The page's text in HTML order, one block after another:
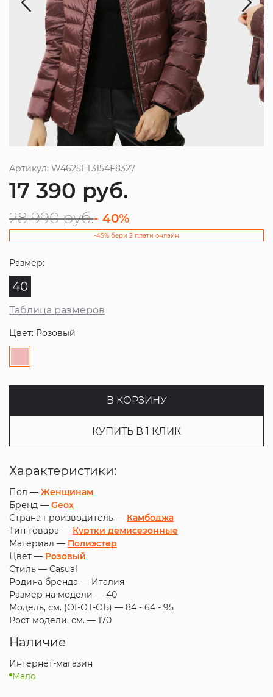
Артикул: W4625ET3154F8327
17 390 руб.
28 990 руб.- 40%
-45% бери 2 плати онлайн
Размер:
40
Таблица размеров
Цвет: Розовый
В КОРЗИНУ
КУПИТЬ В 1 КЛИК
Характеристики:
Пол — Женщинам
Бренд — Geox
Страна производитель — Камбоджа
Тип товара — Куртки демисезонные
Материал — Полиэстер
Цвет — Розовый
Стиль — Casual
Родина бренда — Италия
Размер на модели — 40
Модель, см. (ОГ-ОТ-ОБ) — 84 - 64 - 95
Рост модели, см. — 170
Наличие
Интернет-магазин
Мало